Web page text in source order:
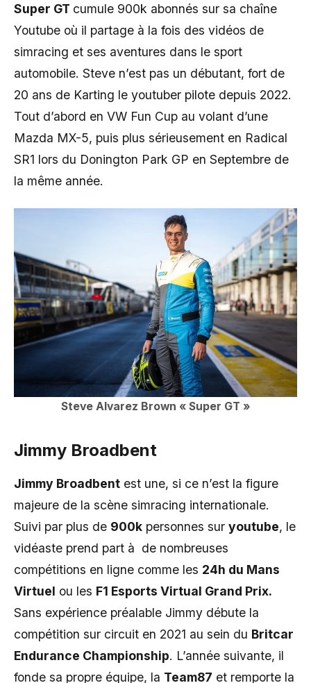
Super GT cumule 900k abonnés sur sa chaîne
Youtube où il partage à la fois des vidéos de
simracing et ses aventures dans le sport
automobile. Steve n’est pas un débutant, fort de
20 ans de Karting le youtuber pilote depuis 2022.
Tout d’abord en VW Fun Cup au volant d’une
Mazda MX-5, puis plus sérieusement en Radical
SR1 lors du Donington Park GP en Septembre de
la même année.
Steve Alvarez Brown « Super GT »
Jimmy Broadbent
Jimmy Broadbent est une, si ce n’est la figure
majeure de la scène simracing internationale.
Suivi par plus de 900k personnes sur youtube, le
vidéaste prend part à de nombreuses
compétitions en ligne comme les 24h du Mans
Virtuel ou les F1 Esports Virtual Grand Prix.
Sans expérience préalable Jimmy débute la
compétition sur circuit en 2021 au sein du Britcar
Endurance Championship. L’année suivante, il
fonde sa propre équipe, la Team87 et remporte la